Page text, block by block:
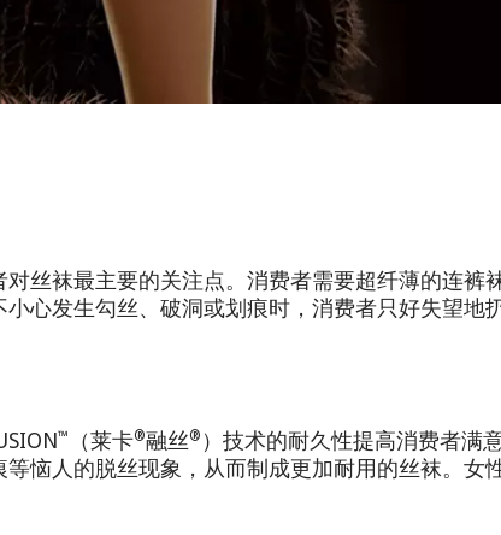
对丝袜最主要的关注点。消费者需要超纤薄的连裤
心发生勾丝、破洞或划痕时，消费者只好失望地扔
™ （莱卡®融丝® ）技术的耐久性提高消费者满
恼人的脱丝现象，从而制成更加耐用的丝袜。女